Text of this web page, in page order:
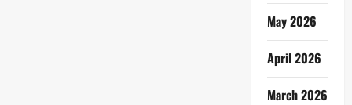
May 2026
April 2026
March 2026